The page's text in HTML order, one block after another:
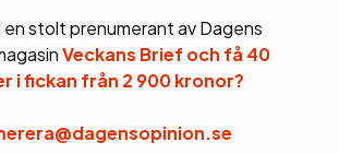
en stolt prenumerant av Dagens
Veckans Brief och få 40
i fickan från 2 900 kronor?